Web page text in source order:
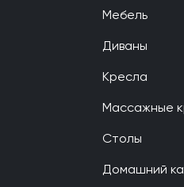
Мебель
Диваны
Кресла
Массажные
Столы
Домашний